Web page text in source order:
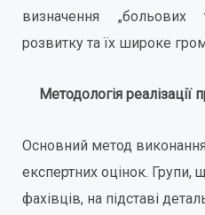
визначення „больових
розвитку та їх широке
Методологія реалізації
Основний метод
експертних оцінок.
фахівців, на підставі